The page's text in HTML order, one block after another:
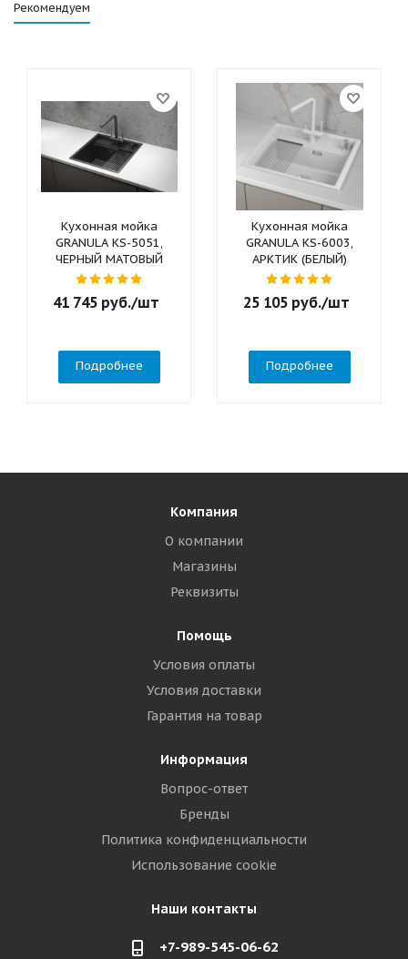
Рекомендуем
Кухонная мойка
GRANULA KS-5051,
ЧЕРНЫЙ МАТОВЫЙ
41 745 руб./шт
Подробнее
Кухонная мойка
GRANULA KS-6003,
АРКТИК (БЕЛЫЙ)
25 105 руб./шт
Подробнее
Компания
О компании
Магазины
Реквизиты
Помощь
Условия оплаты
Условия доставки
Гарантия на товар
Информация
Вопрос-ответ
Бренды
Политика конфиденциальности
Использование cookie
Наши контакты
+7-989-545-06-62